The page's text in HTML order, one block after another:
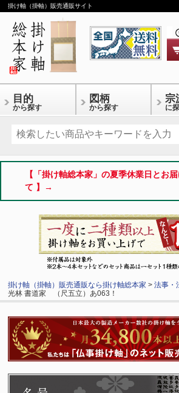
掛け軸（掛軸）販売通販サイト
目的
から探す
図柄
から探す
宗
に
【「掛け軸総本家」の夏季休業日とお
て 】→
掛け軸（掛軸）販売通販なら掛け軸総本家 >法事・
光林 書道家 （尺五立）あ063！